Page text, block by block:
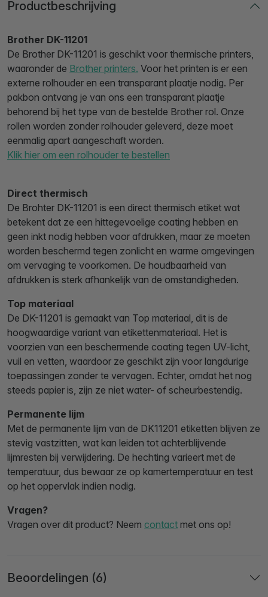
Productbeschrijving
Brother DK-11201
De Brother DK-11201 is geschikt voor thermische printers,
waaronder de Brother printers. Voor het printen is er een
externe rolhouder en een transparant plaatje nodig. Per
pakbon ontvang je van ons een transparant plaatje
behorend bij het type van de bestelde Brother rol. Onze
rollen worden zonder rolhouder geleverd, deze moet
eenmalig apart aangeschaft worden.
Klik hier om een rolhouder te bestellen
Direct thermisch
De Brohter DK-11201 is een direct thermisch etiket wat
betekent dat ze een hittegevoelige coating hebben en
geen inkt nodig hebben voor afdrukken, maar ze moeten
worden beschermd tegen zonlicht en warme omgevingen
om vervaging te voorkomen. De houdbaarheid van
afdrukken is sterk afhankelijk van de omstandigheden.
Top materiaal
De DK-11201 is gemaakt van Top materiaal, dit is de
hoogwaardige variant van etikettenmateriaal. Het is
voorzien van een beschermende coating tegen UV-licht,
vuil en vetten, waardoor ze geschikt zijn voor langdurige
toepassingen zonder te vervagen. Echter, omdat het nog
steeds papier is, zijn ze niet water- of scheurbestendig.
Permanente lijm
Met de permanente lijm van de DK11201 etiketten blijven ze
stevig vastzitten, wat kan leiden tot achterblijvende
lijmresten bij verwijdering. De hechting varieert met de
temperatuur, dus bewaar ze op kamertemperatuur en test
op het oppervlak indien nodig.
Vragen?
Vragen over dit product? Neem contact met ons op!
Beoordelingen (6)